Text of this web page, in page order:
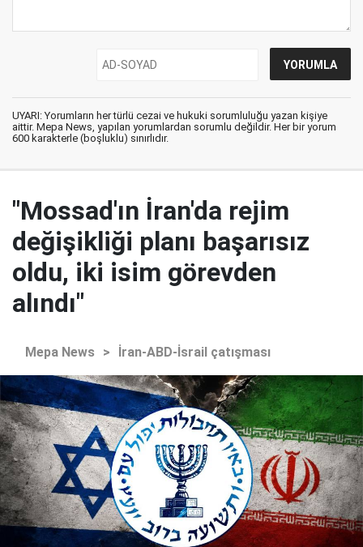
UYARI: Yorumların her türlü cezai ve hukuki sorumluluğu yazan kişiye
aittir. Mepa News, yapılan yorumlardan sorumlu değildir. Her bir yorum
600 karakterle (boşluklu) sınırlıdır.
"Mossad'ın İran'da rejim
değişikliği planı başarısız
oldu, iki isim görevden
alındı"
Mepa News > İran-ABD-İsrail çatışması